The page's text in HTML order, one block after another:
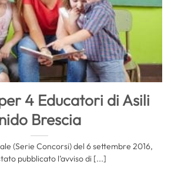
4 Educatori di Asili
Brescia
(Serie Concorsi) del 6 settembre 2016,
pubblicato l’avviso di [...]